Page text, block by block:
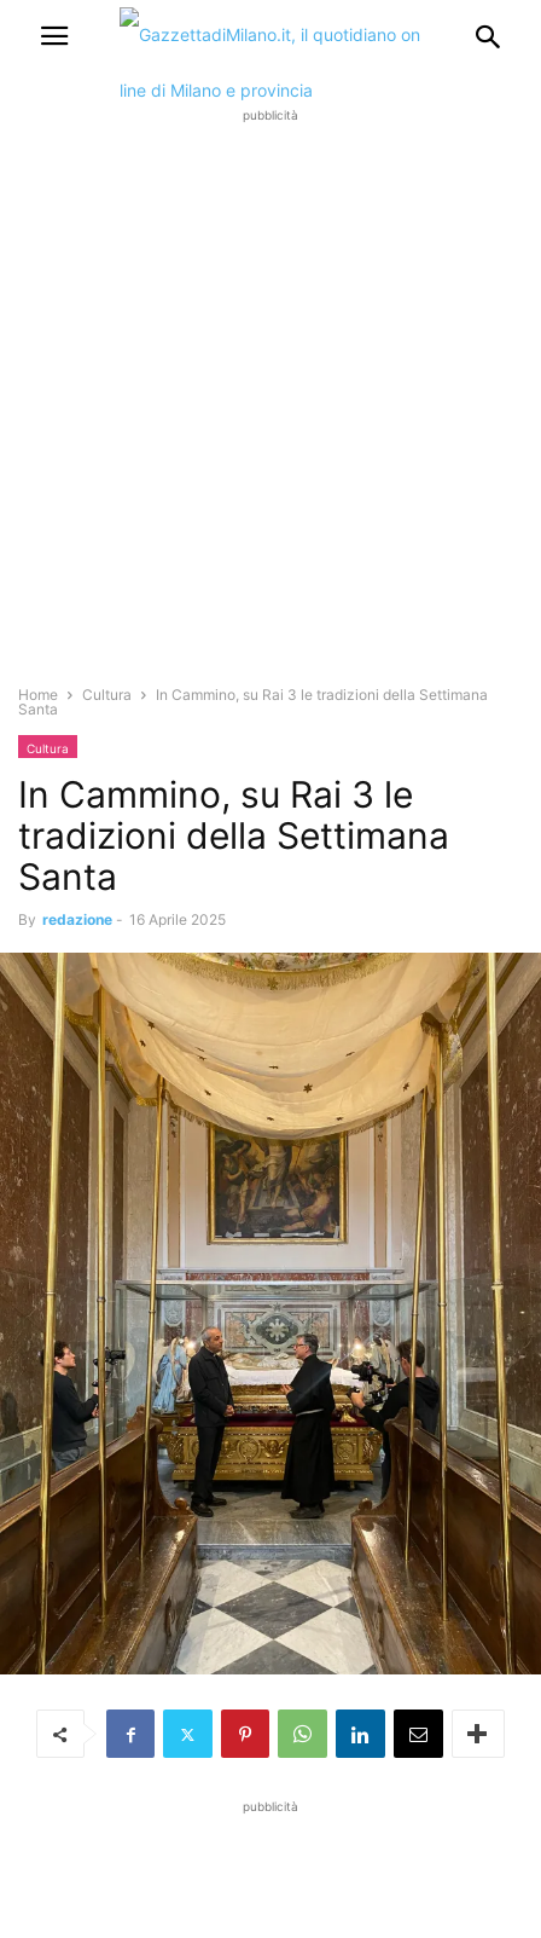
pubblicità
Home Cultura
In Cammino, su Rai 3 le tradizioni della Settimana
Santa
Cultura
In Cammino, su Rai 3 le
tradizioni della Settimana
Santa
By redazione - 16 Aprile 2025
pubblicità